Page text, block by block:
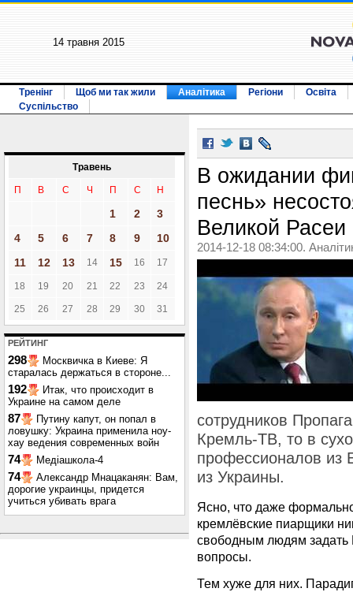
14 травня 2015
Тренінг Щоб ми так жили Аналітика Регіони
Освіта
Суспільство
Травень
П В С Ч П С Н
1 2
3
4
5 6 7 8 9
10
11
12 13 14 15 16 17
18 19 20 21 22 23 24
25 26 27 28 29 30 31
РЕЙТИНГ
298
Москвичка в Киеве: Я
старалась держаться в стороне...
192
Итак, что происходит в
Украине на самом деле
87
Путину капут, он попал в
ловушку: Украина применила ноу-
хау ведения современных войн
74 Медіашкола-4
74
Александр Мнацаканян: Вам,
дорогие украинцы, придется
учиться убивать врага
В ожидании
песнь»
Великой Расеи
2014-12-18 08:34:00.
сотрудников
Кремль-ТВ, то в
профессионалов из
из Украины.
Ясно, что даже
кремлёвские пиарщики
свободным людям задать
вопросы.
Тем хуже для них.